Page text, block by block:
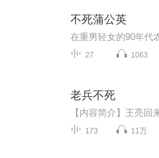
不死蒲公英
27 1063
老兵不死
173 11万